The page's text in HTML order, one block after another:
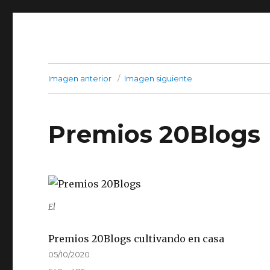
Imagen anterior Imagen siguiente
Premios 20Blogs
El
Premios 20Blogs cultivando en casa
Publicado
05/10/2020